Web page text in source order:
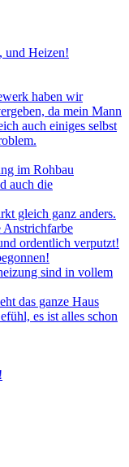
und Heizen!
haben wir
da mein Mann
auch einiges selbst
im Rohbau
auch die
gleich ganz anders.
Anstrichfarbe
ordentlich verputzt!
sind in vollem
das ganze Haus
es ist alles schon